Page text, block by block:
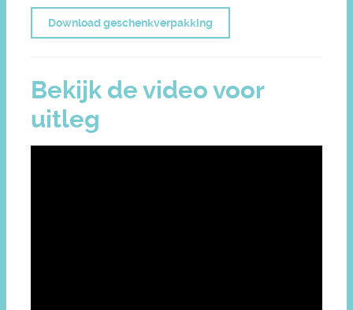
Download geschenkverpakking
Bekijk de video voor
uitleg